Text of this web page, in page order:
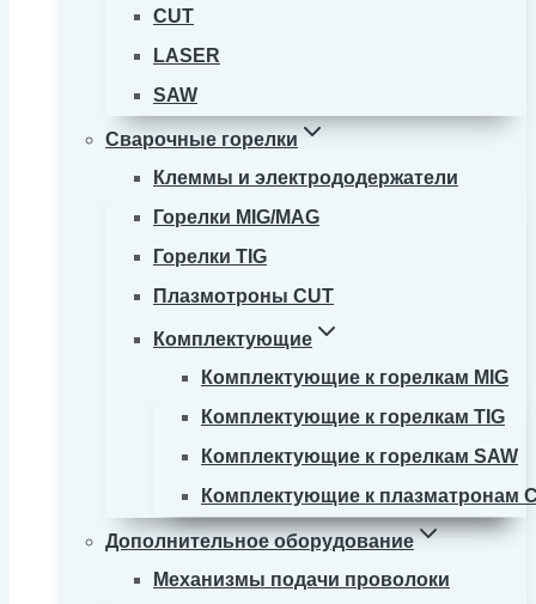
CUT
LASER
SAW
Сварочные горелки
Клеммы и электрододержатели
Горелки MIG/MAG
Горелки TIG
Плазмотроны CUT
Комплектующие
Комплектующие к горелкам MIG
Комплектующие к горелкам TIG
Комплектующие к горелкам SAW
Комплектующие к плазматронам
Дополнительное оборудование
Механизмы подачи проволоки